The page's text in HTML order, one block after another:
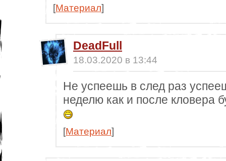
[Материал]
DeadFull
18.03.2020 в 13:44
Не успеешь в след раз
неделю как и после кловера
[Материал]